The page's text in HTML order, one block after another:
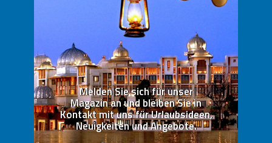
Melden Sie sich für unser
Magazin an und bleiben Sie in
Kontakt mit uns für Urlaubsideen,
Neuigkeiten und Angebote.